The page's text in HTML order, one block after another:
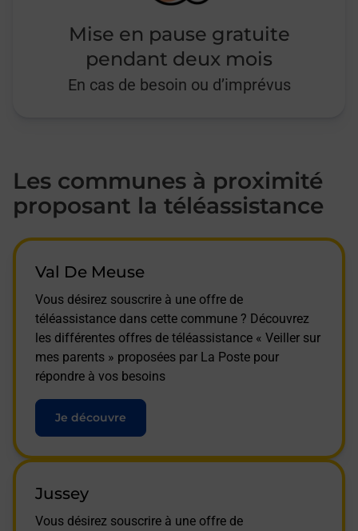
Mise en pause gratuite
pendant deux mois
En cas de besoin ou d’imprévus
Les communes à proximité
proposant la téléassistance
Val De Meuse
Vous désirez souscrire à une offre de
téléassistance dans cette commune ? Découvrez
les différentes offres de téléassistance « Veiller sur
mes parents » proposées par La Poste pour
répondre à vos besoins
Je découvre
Jussey
Vous désirez souscrire à une offre de